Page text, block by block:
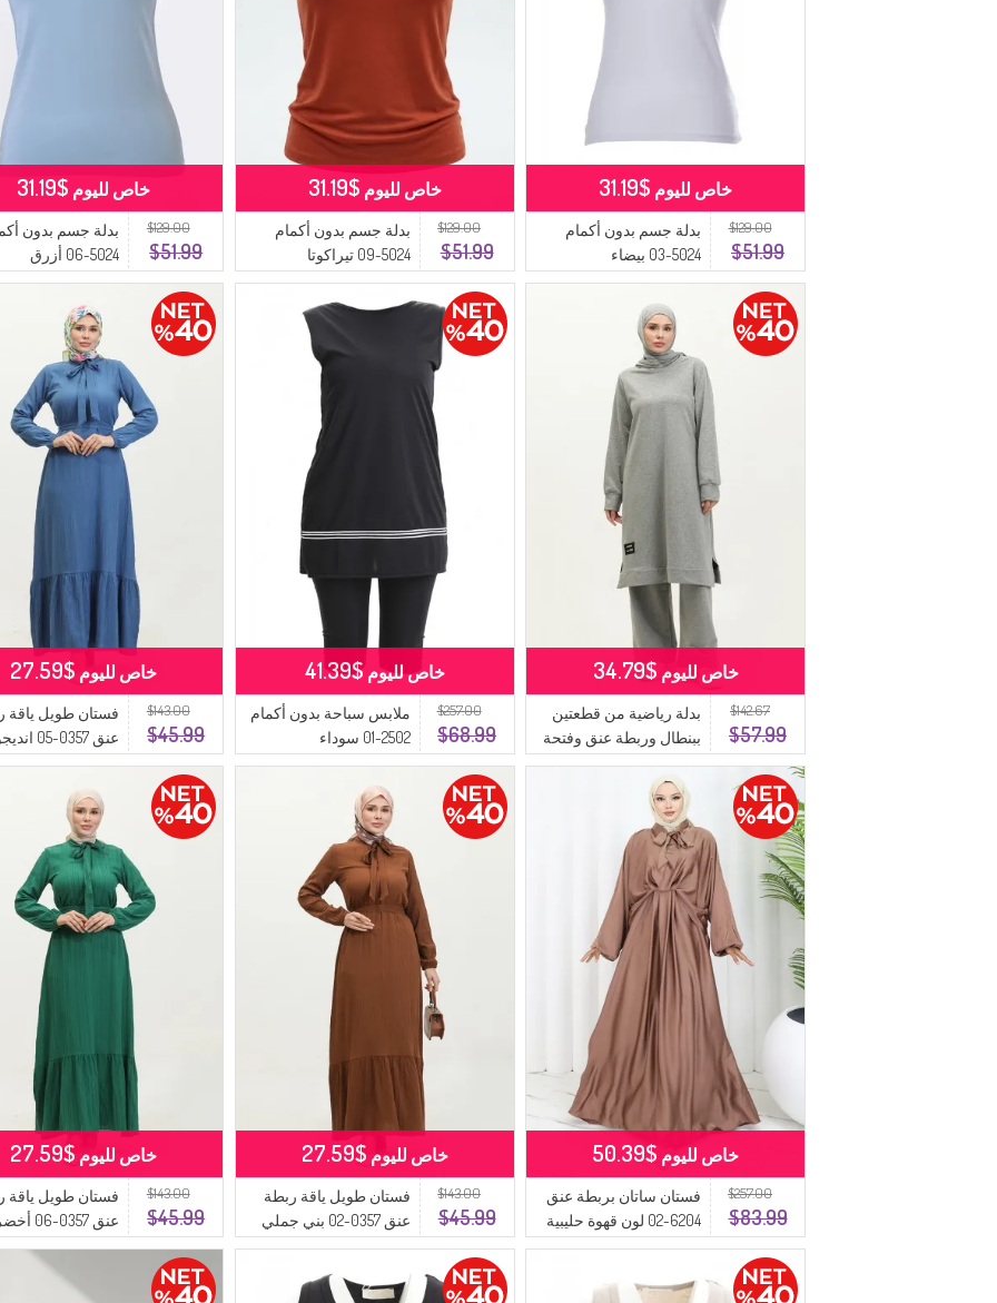
$129.00
$51.99
بدلة جسم بدون أكمام
5024-03 بيضاء
خاص لليوم $31.19
$129.00
$51.99
بدلة جسم بدون أكمام
5024-09 تيراكوتا
خاص لليوم $31.19
$129.00
$51.99
بدلة جسم بدون
5024-06 أزرق
خاص لليوم $31.19
$142.67
$57.99
بدلة رياضية من قطعتين
ببنطال وربطة عنق وفتحة
مزدوجة 0002-01 رمادي
خاص لليوم $34.79
$257.00
$68.99
ملابس سباحة بدون أكمام
2502-01 سوداء
خاص لليوم $41.39
$143.00
$45.99
فستان طويل ياقة
عنق 0357-05 انديجو
خاص لليوم $27.59
$257.00
$83.99
فستان ساتان بربطة عنق
6204-02 لون قهوة حليبية
خاص لليوم $50.39
$143.00
$45.99
فستان طويل ياقة ربطة
عنق 0357-02 بني جملي
خاص لليوم $27.59
$143.00
$45.99
فستان طويل ياقة
عنق 0357-06 أخضر
زمردي
خاص لليوم $27.59